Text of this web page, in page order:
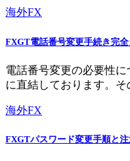
海外FX
FXGT電話番号変更手続き完全
電話番号変更の必要性
に直結しております。そ
海外FX
FXGTパスワード変更手順と